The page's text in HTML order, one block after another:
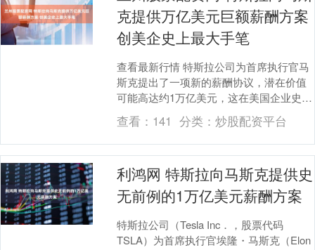
克提供万亿美元巨额薪酬方案
创美企史上最大手笔
查看最新行情 特斯拉公司为首席执行官马
斯克提出了一项新的薪酬协议，潜在价值
可能高达约1万亿美元，这在美国企业史上
堪称史无前例的巨额薪酬方案。 这项备受
期待的提议....
查看： 141 分类： 炒股配资平台
利鸿网 特斯拉向马斯克提供史
无前例的1万亿美元薪酬方案
特斯拉公司（Tesla Inc．，股票代码
TSLA）为首席执行官埃隆・马斯克（Elon